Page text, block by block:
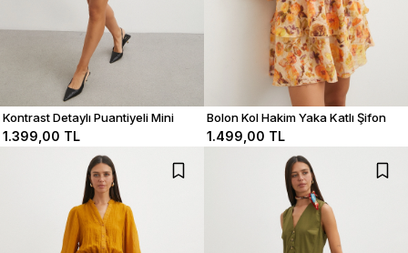
Kontrast Detaylı Puantiyeli Mini
Elbise
1.399,00 TL
Bolon Kol Hakim Yaka Katlı Şifon
Elbise
1.499,00 TL